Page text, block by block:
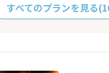
すべてのプランを見る